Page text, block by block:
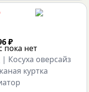
₽
| Косуха оверсайз
куртка